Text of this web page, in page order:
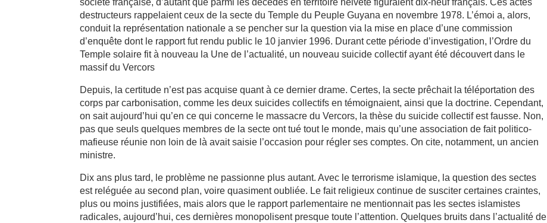
société française, d’autant que parmi les décédés en territoire helvète figuraient dix-neuf français. Ces actes
destructeurs rappelaient ceux de la secte du Temple du Peuple Guyana en novembre 1978. L’émoi a, alors,
conduit la représentation nationale a se pencher sur la question via la mise en place d’une commission
d’enquête dont le rapport fut rendu public le 10 janvier 1996. Durant cette période d’investigation, l’Ordre du
Temple solaire fit à nouveau la Une de l’actualité, un nouveau suicide collectif ayant été découvert dans le
massif du Vercors
Depuis, la certitude n’est pas acquise quant à ce dernier drame. Certes, la secte prêchait la téléportation des
corps par carbonisation, comme les deux suicides collectifs en témoignaient, ainsi que la doctrine. Cependant,
on sait aujourd’hui qu’en ce qui concerne le massacre du Vercors, la thèse du suicide collectif est fausse. Non,
pas que seuls quelques membres de la secte ont tué tout le monde, mais qu’une association de fait politico-
mafieuse réunie non loin de là avait saisie l’occasion pour régler ses comptes. On cite, notamment, un ancien
ministre.
Dix ans plus tard, le problème ne passionne plus autant. Avec le terrorisme islamique, la question des sectes
est reléguée au second plan, voire quasiment oubliée. Le fait religieux continue de susciter certaines craintes,
plus ou moins justifiées, mais alors que le rapport parlementaire ne mentionnait pas les sectes islamistes
radicales, aujourd’hui, ces dernières monopolisent presque toute l’attention. Quelques bruits dans l’actualité de